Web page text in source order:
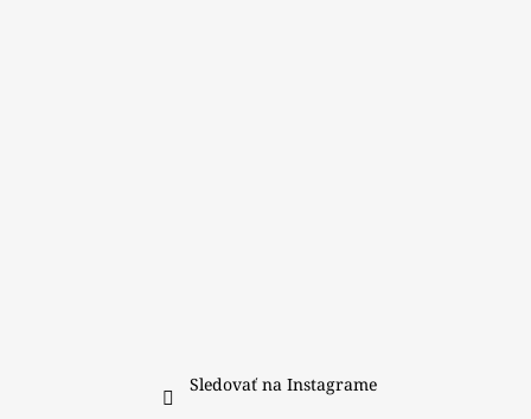
Sledovať na Instagrame